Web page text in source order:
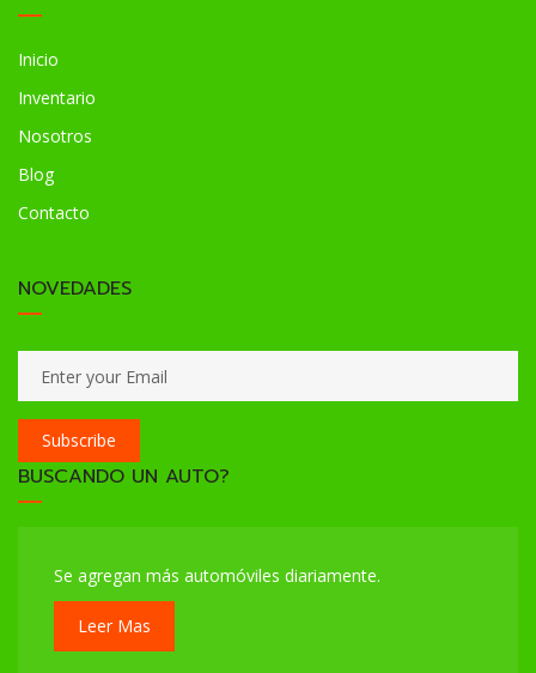
Inicio
Inventario
Nosotros
Blog
Contacto
NOVEDADES
Subscribe
BUSCANDO UN AUTO?
Se agregan más automóviles diariamente.
Leer Mas